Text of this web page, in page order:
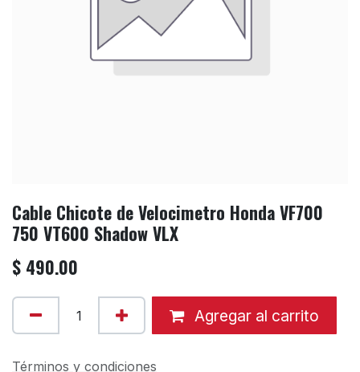
Cable Chicote de Velocimetro Honda VF700
750 VT600 Shadow VLX
$ 490.00
Agregar al carrito
Términos y condiciones